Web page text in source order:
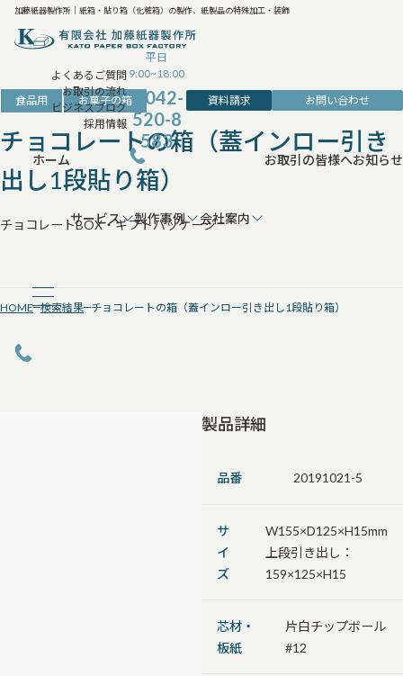
加藤紙器製作所｜紙箱・貼り箱（化粧箱）の製作、紙製品の特殊加工・装飾
よくあるご質問
お取引の流れ
ビジネスブログ
採用情報
平日
9:00~18:00
042-
520-8
583
資料請求 お問い合わせ
ホーム
サービス 製作事例 会社案内
お取引の皆様へお知らせ
食品用 お菓子の箱
チョコレートの箱（蓋インロー引き
出し1段貼り箱）
チョコレートBOX・ギフトパッケージ
HOME 検索結果 チョコレートの箱（蓋インロー引き出し1段貼り箱）
製品詳細
品番 20191021-5
サ
イ
ズ
W155×D125×H15mm
上段引き出し：
159×125×H15
芯材・
板紙
片白チップボール
#12